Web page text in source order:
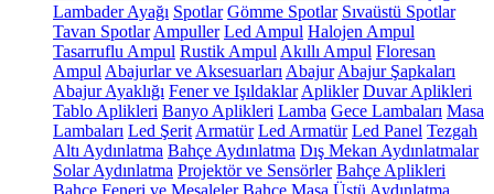
Lambader Ayağı Spotlar Gömme Spotlar Sıvaüstü Spotlar
Tavan Spotlar Ampuller Led Ampul Halojen Ampul
Tasarruflu Ampul Rustik Ampul Akıllı Ampul Floresan
Ampul Abajurlar ve Aksesuarları Abajur Abajur Şapkaları
Abajur Ayaklığı Fener ve Işıldaklar Aplikler Duvar Aplikleri
Tablo Aplikleri Banyo Aplikleri Lamba Gece Lambaları Masa
Lambaları Led Şerit Armatür Led Armatür Led Panel Tezgah
Altı Aydınlatma Bahçe Aydınlatma Dış Mekan Aydınlatmalar
Solar Aydınlatma Projektör ve Sensörler Bahçe Aplikleri
Bahçe Feneri ve Meşaleler Bahçe Masa Üstü Aydınlatma